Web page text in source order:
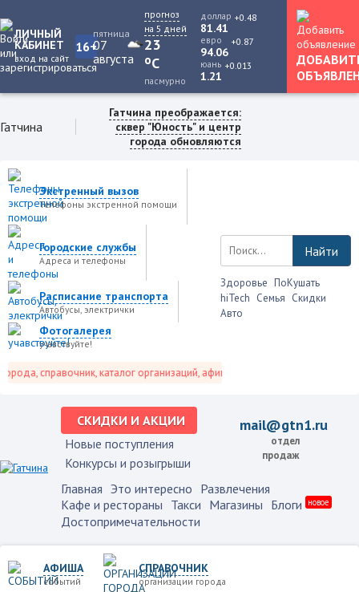
ЛИЧНЫЙ
КАБИНЕТ
вход на сайт
16+
пятница
07
августа
прогноз
на 5 дней
23
oC
пасмурно
доллар
81.41
+0.48
евро
94.06
+0.87
юань
1.21
+0.013
Гатчина
Гатчина преображается:
сквер "Юность" и центр
города обновляются
Экстренный вызов
Телефоны экстренной помощи
Городские службы
Адреса и телефоны
Расписание транспорта
Автобусы, электрички
Фотогалерея
учавствуйте!
справочник, каталог организаций, афиша событий и не только это.
Найти
Здоровье ПоКушать
hiTech Семья Скидки
Авто
СКИДКИ И АКЦИИ
Новые поступления
Конкурсы и розыгрыши
mail@gtn1.ru
отдел
продаж
Главная Это интересно Развлечения
Кафе и рестораны Такси Магазины Блоги новое
Достопримечательности
АФИША
событий
СПРАВОЧНИК
организации города